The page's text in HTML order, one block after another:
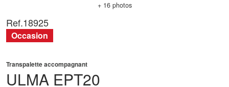
+ 16 photos
ULMA EPT20
Transpalette accompagnant
Ref.18925
Occasion